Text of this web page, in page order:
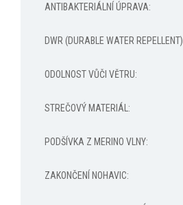
ANTIBAKTERIÁLNÍ ÚPRAVA:
DWR (DURABLE WATER REPELLENT)
ODOLNOST VŮČI VĚTRU:
STREČOVÝ MATERIÁL :
PODŠÍVKA Z MERINO VLNY:
ZAKONČENÍ NOHAVIC: